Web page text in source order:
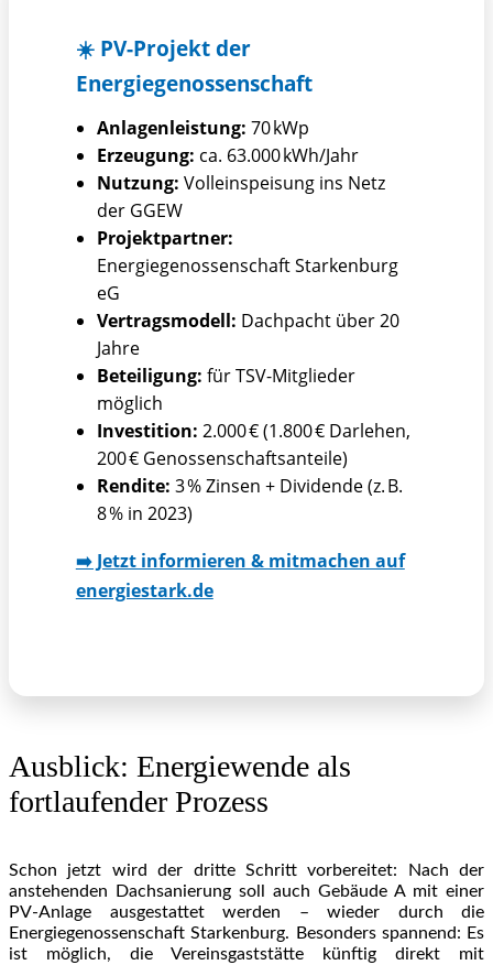
☀️ PV-Projekt der
Energiegenossenschaft
Anlagenleistung: 70 kWp
Erzeugung: ca. 63.000 kWh/Jahr
Nutzung: Volleinspeisung ins Netz
der GGEW
Projektpartner:
Energiegenossenschaft Starkenburg
eG
Vertragsmodell: Dachpacht über 20
Jahre
Beteiligung: für TSV-Mitglieder
möglich
Investition: 2.000 € (1.800 € Darlehen,
200 € Genossenschaftsanteile)
Rendite: 3 % Zinsen + Dividende (z. B.
8 % in 2023)
➡️ Jetzt informieren & mitmachen auf
energiestark.de
Ausblick: Energiewende als
fortlaufender Prozess
Schon jetzt wird der dritte Schritt vorbereitet: Nach der
anstehenden Dachsanierung soll auch Gebäude A mit einer
PV-Anlage ausgestattet werden – wieder durch die
Energiegenossenschaft Starkenburg. Besonders spannend: Es
ist möglich, die Vereinsgaststätte künftig direkt mit